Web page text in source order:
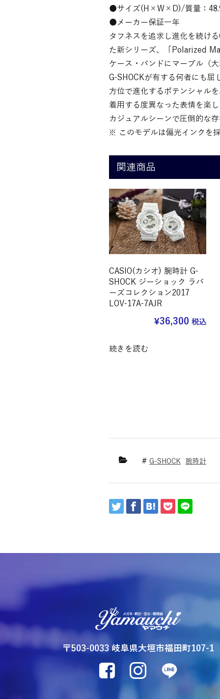
●サイズ(H×W×D)/質量：
●メーカー保証一年
タフネスを追求し進化を続け
た新シリーズ、「Polarized
ケース・バンドにマーブル（
G-SHOCKが有する何者にも屈
方位で進化するポテンシャル
着用する度異なった表情を楽
カジュアルシーンで圧倒的な
※ このモデルは偏光インクを
関連商品
CASIO(カシオ) 腕時計 G-
SHOCK ジーショック ラバ
ーズコレクション2017
LOV-17A-7AJR
¥36,300 税込
続きを読む
G-SHOCK 腕時計
〒503-0033 岐阜県大垣市福田町107-1